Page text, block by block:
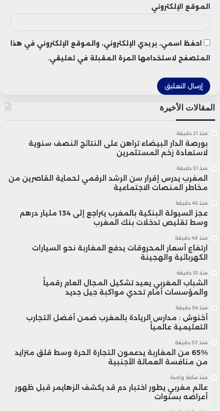
(فرنسا)
أسترازينيكا”
(المملكة
المتحدة/
السويد)
الموقع الإلكتروني
احفظ اسمي، بريدي الإلكتروني، والموقع الإلكتروني في هذا
المتصفح لاستخدامها المرة المقبلة في تعليقي.
المقالات الأخيرة
منذ 21 دقيقة
بورصة الدار البيضاء تراهن على النتائج النصف سنوية
لاستعادة زخم المستثمرين
منذ 31 دقيقة
المغرب يدرس إقرار سن الرشد الرقمي لحماية القاصرين من
مخاطر المنصات الاجتماعية
منذ 45 دقيقة
عجز السيولة البنكية بالمغرب يتراجع إلى 134 مليار درهم
وسط تقليص تدخلات بنك المغرب
منذ 49 دقيقة
ارتفاع أسعار المحروقات يدفع المغاربة نحو السيارات
الكهربائية والهجينة
منذ 51 دقيقة
الشباب المغربي يعيد تشكيل المجال العام رقمياً
والمؤسسات أمام تحدي مواكبة جيل جديد
منذ 54 دقيقة
أخنوش : مدارس الريادة بالمغرب ضمن أفضل التجارب
التعليمية عالمياً
منذ 57 دقيقة
65% من المغاربة يدعمون التجارة الحرة وسط قلق متزايد
من منافسة العمالة الأجنبية
منذ ساعة واحدة
عالم مغربي يطور اختبار دم قد يكشف الزهايمر قبل ظهور
أعراضه بسنوات